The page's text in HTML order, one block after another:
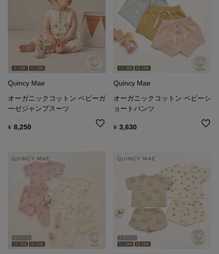
Quincy Mae
オーガニックコットン ベビーガ
ーゼジャンプスーツ
¥ 8,250
Quincy Mae
オーガニックコットン ベビーシ
ョートパンツ
¥ 3,630